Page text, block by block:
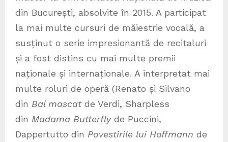
din București, absolvite în 2015. A participat
la mai multe cursuri de măiestrie vocală, a
susținut o serie impresionantă de recitaluri
și a fost distins cu mai multe premii
naționale și internaționale. A interpretat mai
multe roluri de operă (Renato și Silvano
din Bal mascatde Verdi, Sharpless
din Madama Butterflyde Puccini,
Dappertutto din Povestirile lui Hoffmann de